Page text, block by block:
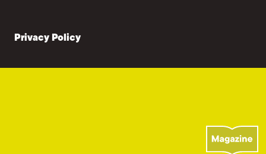
Privacy Policy